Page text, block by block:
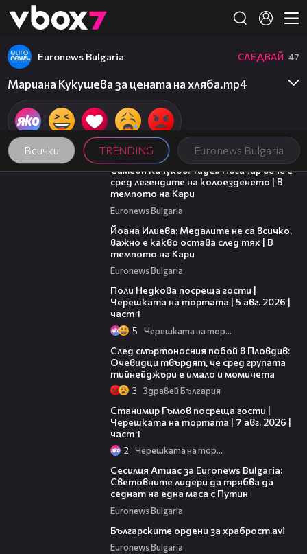
👾
Всички TRENDING Euronews Bulgaria
Euronews Bulgaria СЛЕДВАЙ 47
Мариана Кукушева за цената на хляба.mp4
11:23
Симеон Кичуков: Тадей Погачар вече е
сред легендите на колоезденето | В
темпото на Кари
Euronews Bulgaria
Йоана Илиева: Медалите не са всичко,
важно е какво остава след тях | В
темпото на Кари
Euronews Bulgaria
Поли Недкова посреща гости |
Черешката на тортата | 5 авг. 2026 |
част 1
5 Черешката на тортата
След смъртоносния побой в Пловдив:
Очевидци твърдят, че сред групата
тийнейджъри е имало и момичета
3 Здравей България
Станимир Гъмов посреща гости |
Черешката на тортата | 7 авг. 2026 |
част 1
2 Черешката на тортата
Сесилия Атиас за Euronews Bulgaria:
Световните лидери да трябва да
седнат на една маса с Путин
Euronews Bulgaria
Българските ордени за храброст.avi
Euronews Bulgaria